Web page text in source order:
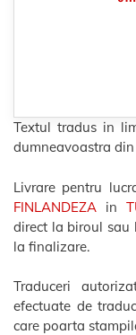
Textul tradus in
dumneavoastra din
Livrare pentru
FINLANDEZA in
direct la biroul sau
la finalizare.
Traduceri
efectuate de
care poarta